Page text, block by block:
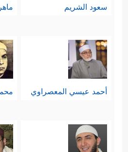
سعود الشريم
أحمد عيسي المعصراوي